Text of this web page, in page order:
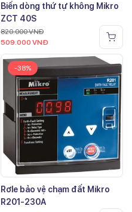
Biến dòng thứ tự không Mikro
ZCT 40S
820.000VNĐ
509.000 VNĐ
-38%
Rơle bảo vệ chạm đất Mikro
R201-230A